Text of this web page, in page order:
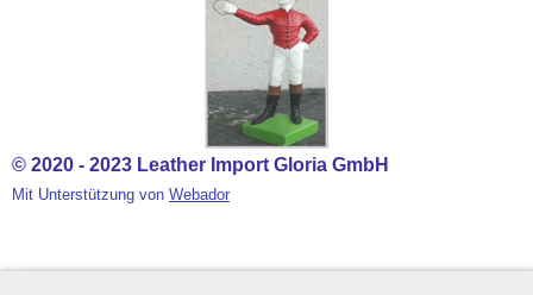
© 2020 - 2023 Leather Import Gloria GmbH
Mit Unterstützung von Webador